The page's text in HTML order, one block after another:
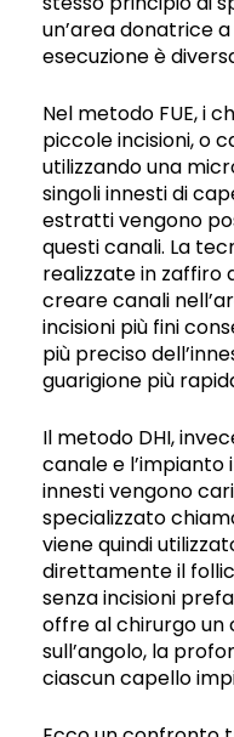
un’area donatrice
esecuzione è
Nel metodo FUE, i
piccole incisioni, o
utilizzando una
singoli innesti di
estratti vengono
questi canali. La
realizzate in zaffiro
creare canali
incisioni più fini
più preciso
guarigione più
Il metodo DHI,
canale e l’impianto
innesti vengono
specializzato
viene quindi
direttamente il
senza incisioni
offre al chirurgo
sull’angolo, la
ciascun capello